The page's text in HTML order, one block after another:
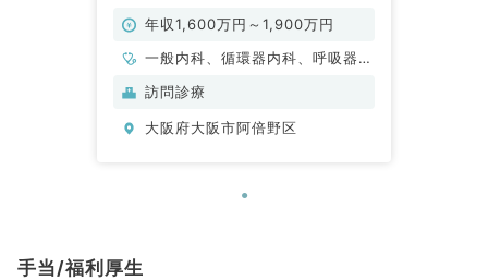
／常勤）
年収1,600万円～1,900万円
一般内科、循環器内科、呼吸器内
科、消化器内科、腎臓内科、老年
訪問診療
大阪府大阪市阿倍野区
手当/福利厚生